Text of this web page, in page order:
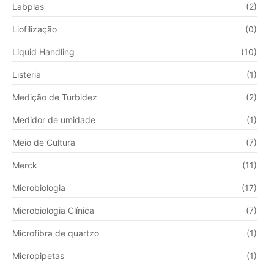
Labplas (2)
Liofilização (0)
Liquid Handling (10)
Listeria (1)
Medição de Turbidez (2)
Medidor de umidade (1)
Meio de Cultura (7)
Merck (11)
Microbiologia (17)
Microbiologia Clínica (7)
Microfibra de quartzo (1)
Micropipetas (1)